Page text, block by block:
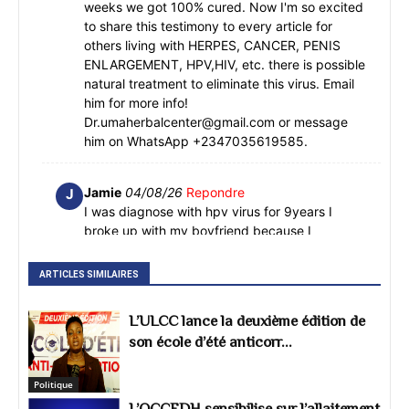
weeks we got 100% cured. Now I'm so excited
to share this testimony to every article for
others living with HERPES, CANCER, PENIS
ENLARGEMENT, HPV,HIV, etc. there is possible
natural treatment to eliminate this virus. Email
him for more info!
Dr.umaherbalcenter@gmail.com or message
him on WhatsApp +2347035619585.
J Jamie 04/08/26 Repondre
I was diagnose with hpv virus for 9years I
broke up with my boyfriend because I
herbalist name Dr. Oyagu everyone testify
good of his natural treatment I picked up his
address and contacted him. he truly treated
me with natural herbs in two weeks and I got
cured. I share this post because ever since I
got this treatment I'm perfectly ok with my
health. I contacted him through this info below
Email: oyaguherblhome@gmail.com Website:
ARTICLES SIMILAIRES
Politique
L’ULCC lance la deuxième édition de
son école d’été anticorr...